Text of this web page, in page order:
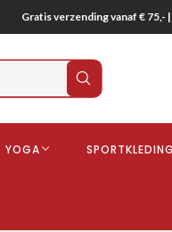
Gratis verzending vanaf €
YOGA SPORTKLEDING